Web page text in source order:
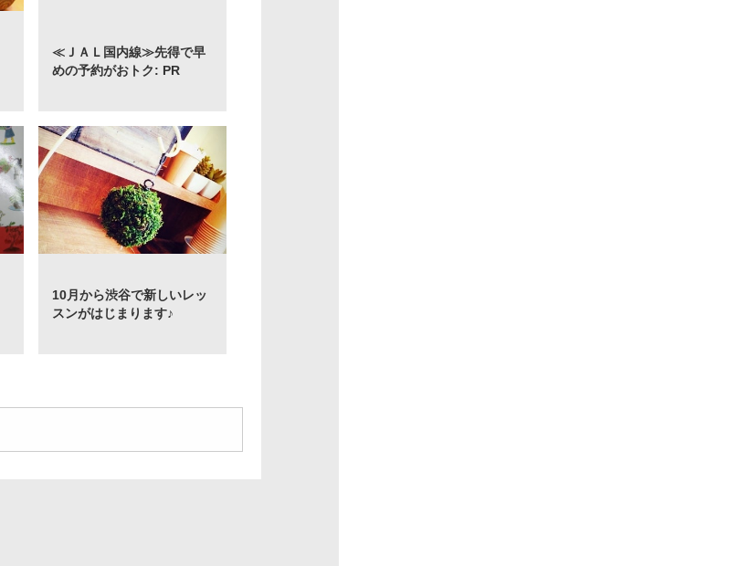
≪ＪＡＬ国内線≫先得で早
めの予約がおトク: PR
10月から渋谷で新しいレッ
スンがはじまります♪